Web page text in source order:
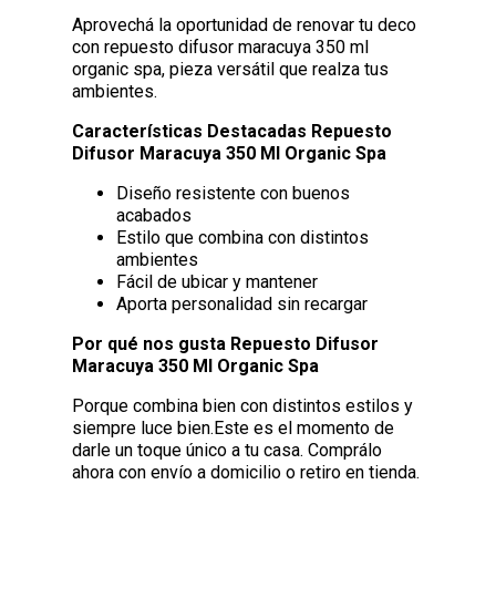
Aprovechá la oportunidad de renovar tu deco
con repuesto difusor maracuya 350 ml
organic spa, pieza versátil que realza tus
ambientes.
Características Destacadas Repuesto
Difusor Maracuya 350 Ml Organic Spa
Diseño resistente con buenos
acabados
Estilo que combina con distintos
ambientes
Fácil de ubicar y mantener
Aporta personalidad sin recargar
Por qué nos gusta Repuesto Difusor
Maracuya 350 Ml Organic Spa
Porque combina bien con distintos estilos y
siempre luce bien.Este es el momento de
darle un toque único a tu casa. Comprálo
ahora con envío a domicilio o retiro en tienda.